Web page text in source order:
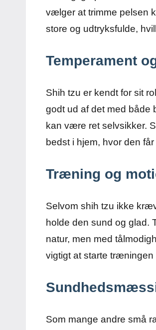
vælger at trimme pelsen
store og udtryksfulde,
Temperament
Shih tzu er kendt for sit
godt ud af det med både
kan være ret selvsikker.
bedst i hjem, hvor den
Træning og
Selvom shih tzu ikke
holde den sund og
natur, men med
vigtigt at starte træningen
Som mange andre små